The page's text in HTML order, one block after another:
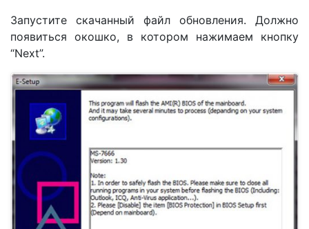
Запустите скачанный файл обновления. Должно
появиться окошко, в котором нажимаем кнопку
“Next”.